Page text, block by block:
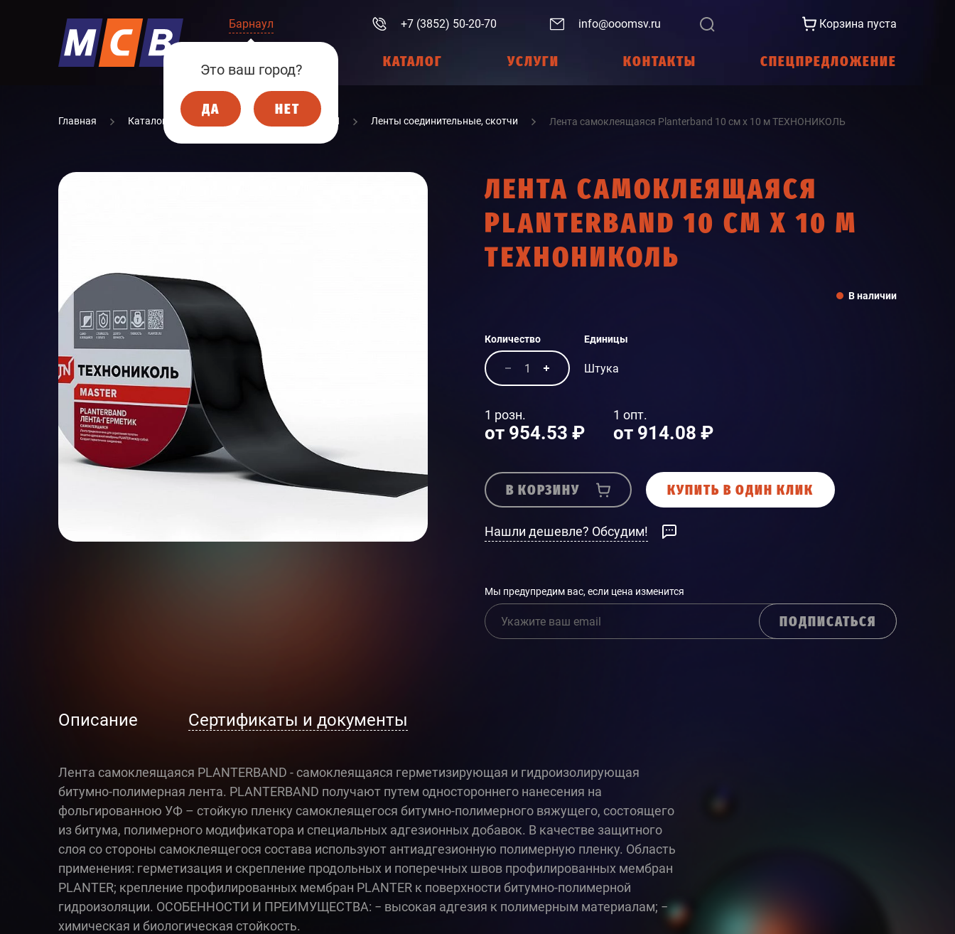
Барнаул +7 (3852) 50-20-70 info@ooomsv.ru
КОМПАНИЯ КАТАЛОГ УСЛУГИ КОНТАКТЫ СПЕЦПРЕДЛОЖЕНИЕ
Корзина пуста
Главная Каталог СТРОИТЕЛЬНЫЕ МАТЕРИАЛЫ Ленты соединительные, скотчи Лента самоклеящаяся Planterband 10 см х 10 м ТЕХНОНИКОЛЬ
ЛЕНТА САМОКЛЕЯЩАЯСЯ
PLANTERBAND 10 СМ Х 10 М
ТЕХНОНИКОЛЬ
В наличии
Количество Единицы
Штука
1 розн.
от 954.53 ₽
1 опт.
от 914.08 ₽
В КОРЗИНУ КУПИТЬ В ОДИН КЛИК
Нашли дешевле? Обсудим!
Мы предупредим вас, если цена изменится
ПОДПИСАТЬСЯ
Описание Сертификаты и документы
Лента самоклеящаяся PLANTERBAND - самоклеящаяся герметизирующая и гидроизолирующая
битумно-полимерная лента. PLANTERBAND получают путем одностороннего нанесения на
фольгированною УФ – стойкую пленку самоклеящегося битумно-полимерного вяжущего, состоящего
из битума, полимерного модификатора и специальных адгезионных добавок. В качестве защитного
слоя со стороны самоклеящегося состава используют антиадгезионную полимерную пленку. Область
применения: герметизация и скрепление продольных и поперечных швов профилированных мембран
PLANTER; крепление профилированных мембран PLANTER к поверхности битумно-полимерной
гидроизоляции. ОСОБЕННОСТИ И ПРЕИМУЩЕСТВА: − высокая адгезия к полимерным материалам; −
химическая и биологическая стойкость.
Это ваш город?
ДА НЕТ